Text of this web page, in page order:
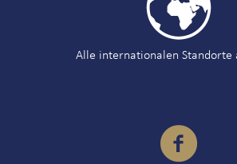
Alle internationalen Standorte
